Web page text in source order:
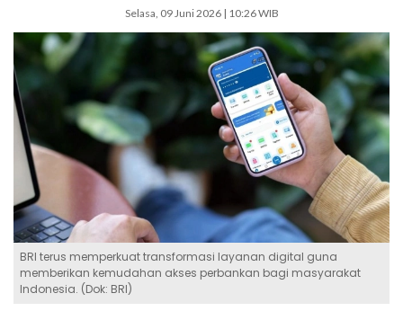
Selasa, 09 Juni 2026 | 10:26 WIB
BRI terus memperkuat transformasi layanan digital guna
memberikan kemudahan akses perbankan bagi masyarakat
Indonesia. (Dok: BRI)